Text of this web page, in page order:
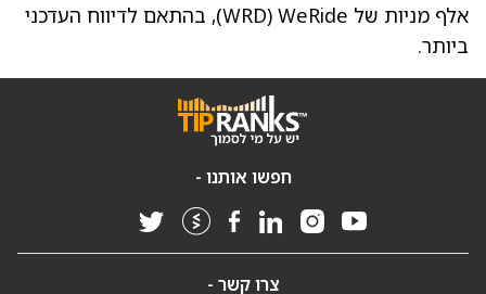
אלף מניות של WeRide‏ (WRD), בהתאם לדיווח העדכני
ביותר.
חפשו אותנו -
צרו קשר -